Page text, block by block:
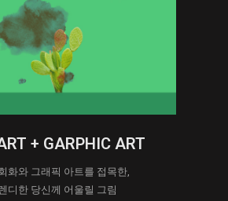
+ GARPHIC ART
화와 그래픽 아트를 접목한,
디한 당신께 어울릴 그림